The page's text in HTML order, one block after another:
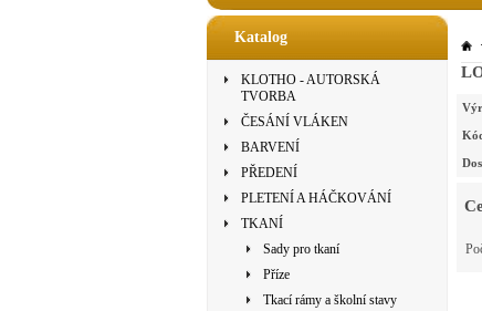
Katalog
KLOTHO - AUTORSKÁ
TVORBA
ČESÁNÍ VLÁKEN
BARVENÍ
PŘEDENÍ
PLETENÍ A HÁČKOVÁNÍ
TKANÍ
Sady pro tkaní
Příze
Tkací rámy a školní stavy